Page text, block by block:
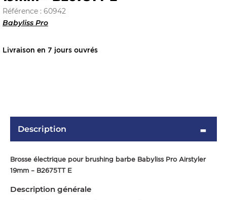
Référence : 60942
Babyliss Pro
Livraison en 7 jours ouvrés
Description
Brosse électrique pour brushing barbe Babyliss Pro Airstyler
19mm – B2675TT E
Description générale